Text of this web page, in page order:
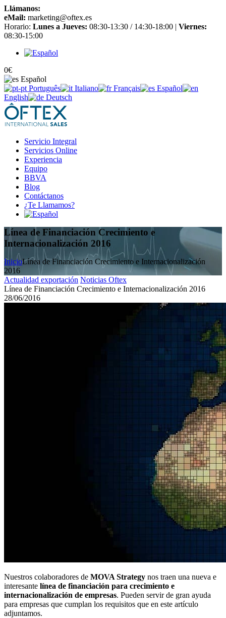
Llámanos:
eMail: marketing@oftex.es
Horario: Lunes a Jueves: 08:30-13:30 / 14:30-18:00 | Viernes:
08:30-15:00
0€
Español
Português
Italiano Français
Español
English
Deutsch
Servicio Integral
Servicios Online
Experiencia
Equipo
BBVA
Blog
Contáctanos
¿Te Llamamos?
Línea de Financiación Crecimiento e
Internacionalización 2016
InicioLínea de Financiación Crecimiento e Internacionalización
2016
Actualidad exportación Noticias Oftex
Línea de Financiación Crecimiento e Internacionalización 2016
28/06/2016
Nuestros colaboradores de MOVA Strategy nos traen una nueva e
interesante línea de financiación para crecimiento e
internacionalización de empresas. Pueden servir de gran ayuda
para empresas que cumplan los requisitos que en este artículo
adjuntamos.